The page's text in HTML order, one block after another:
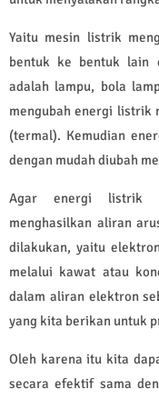
Yaitu mesin listrik
bentuk ke bentuk lain
adalah lampu, bola
mengubah energi listrik
(termal). Kemudian
dengan mudah diubah
Agar energi listrik
menghasilkan aliran
dilakukan, yaitu
melalui kawat atau
dalam aliran elektron
yang kita berikan untuk
Oleh karena itu kita
secara efektif sama